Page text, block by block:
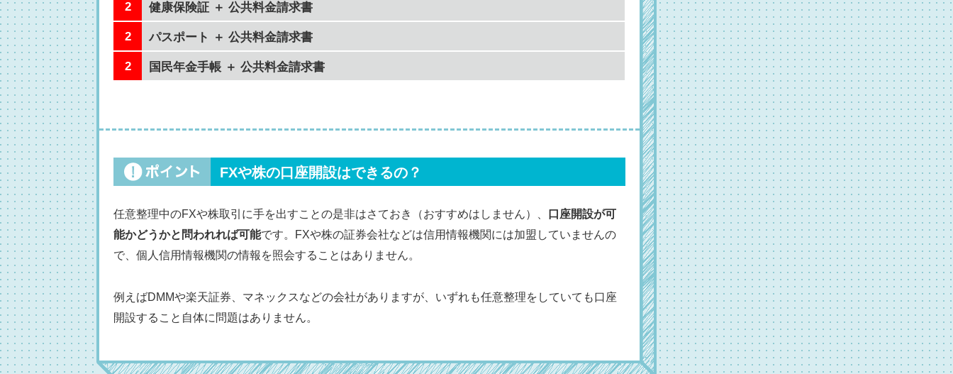
健康保険証 ＋ 公共料金請求書
パスポート ＋ 公共料金請求書
国民年金手帳 ＋ 公共料金請求書
FXや株の口座開設はできるの？
任意整理中のFXや株取引に手を出すことの是非はさておき（おすすめはしません）、
口座開設が可
能かどうかと問われれば可能です。FXや株の証券会社などは信用情報機関には加盟していませんの
で、個人信用情報機関の情報を照会することはありません。
例えばDMMや楽天証券、マネックスなどの会社がありますが、いずれも任意整理をしていても口座
開設すること自体に問題はありません。